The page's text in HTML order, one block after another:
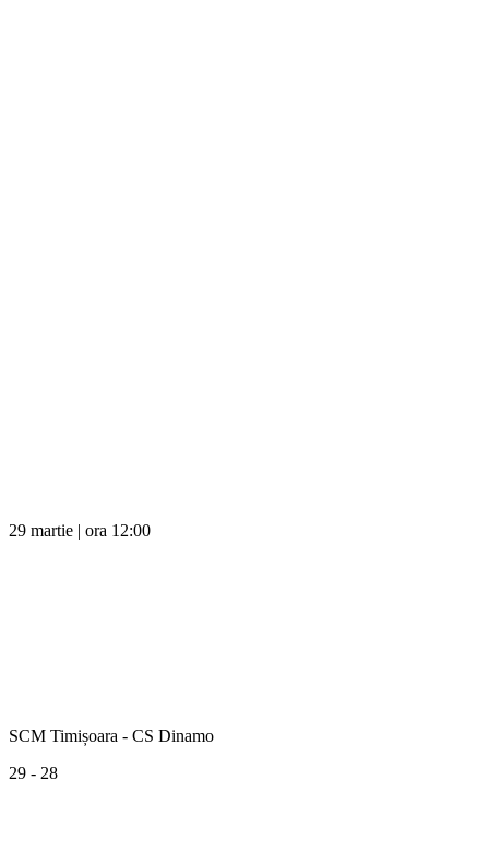
29 martie | ora 12:00
SCM Timișoara - CS Dinamo
29 - 28